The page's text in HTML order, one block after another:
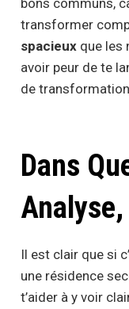
transformer
spacieux que les
avoir peur de te
de
Dans
Il est clair que si
une résidence
t’aider à y voir